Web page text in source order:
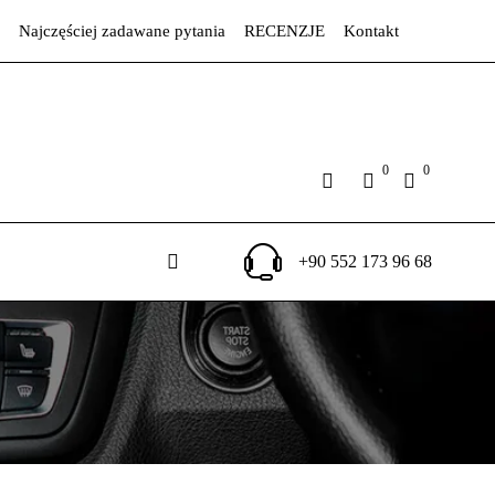
Najczęściej zadawane pytania RECENZJE Kontakt
0 0
+90 552 173 96 68